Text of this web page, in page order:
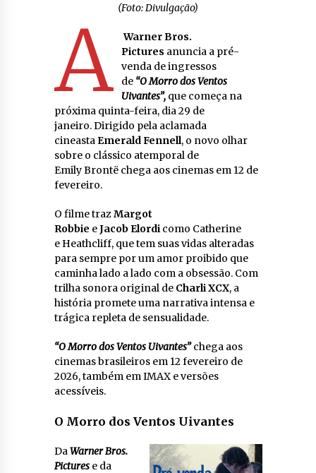
(Foto: Divulgação)
A
Warner Bros.
Pictures anuncia a pré-
venda de ingressos
de “O Morro dos Ventos
Uivantes”, que começa na
próxima quinta-feira, dia 29 de
janeiro. Dirigido pela aclamada
cineastaEmerald Fennell, o novo olhar
sobre o clássico atemporal de
Emily Brontë chega aos cinemas em 12 de
fevereiro.
O filme trazMargot
Robbie eJacob Elordicomo Catherine
e Heathcliff, que tem suas vidas alteradas
para sempre por um amor proibido que
caminha lado a lado com a obsessão. Com
trilha sonora original de Charli XCX, a
história promete uma narrativa intensa e
trágica repleta de sensualidade.
“O Morro dos Ventos Uivantes”chega aos
cinemas brasileiros em 12 fevereiro de
2026, também em IMAX e versões
acessíveis.
O Morro dos Ventos Uivantes
DaWarner Bros.
Picturese da